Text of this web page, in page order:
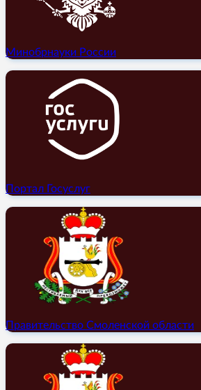
Минобрнауки России
Портал Госуслуг
Правительство Смоленской области